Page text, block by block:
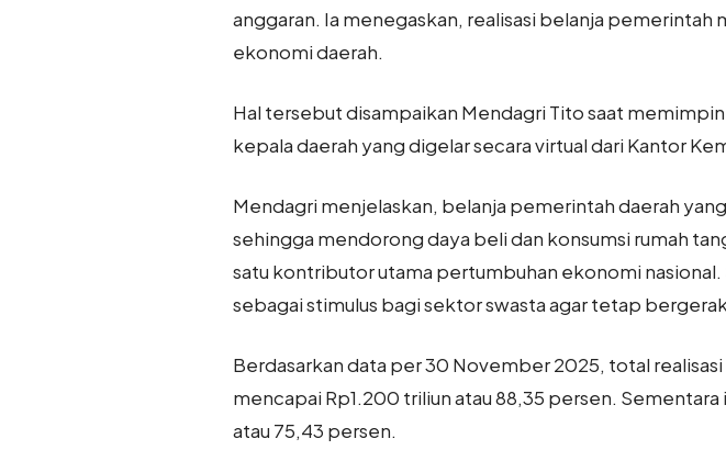
anggaran. Ia menegaskan, realisasi belanja
ekonomi daerah.
Hal tersebut disampaikan Mendagri Tito saat memimpin
kepala daerah yang digelar secara virtual dari Kantor
Mendagri menjelaskan, belanja pemerintah daerah
sehingga mendorong daya beli dan konsumsi rumah
satu kontributor utama pertumbuhan ekonomi
sebagai stimulus bagi sektor swasta agar tetap
Berdasarkan data per 30 November 2025, total
mencapai Rp1.200 triliun atau 88,35 persen.
atau 75,43 persen.